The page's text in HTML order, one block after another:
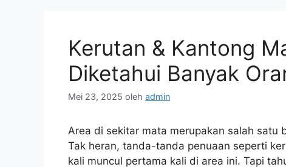
Kerutan & Kantong
Diketahui Banyak
Mei 23, 2025 oleh admin
Area di sekitar mata merupakan salah satu
Tak heran, tanda-tanda penuaan seperti
kali muncul pertama kali di area ini. Tapi